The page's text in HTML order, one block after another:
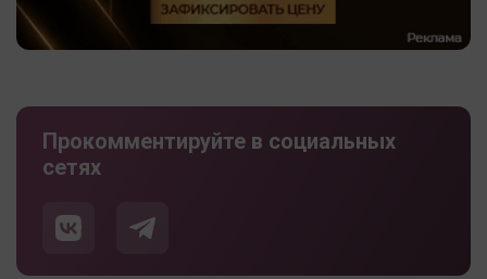
Прокомментируйте в социальных
сетях